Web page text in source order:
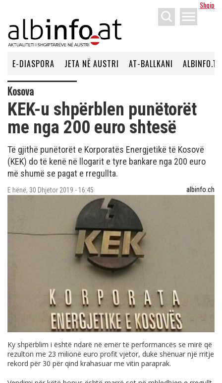
Shqip
menu
E-DIASPORA JETA NË AUSTRI AT-BALLKANI ALBINFO.TV
Kosova
KEK-u shpërblen punëtorët
me nga 200 euro shtesë
Të gjithë punëtorët e Korporatës Energjetikë të Kosovë
(KEK) do të kenë në llogarit e tyre bankare nga 200 euro
më shumë se pagat e rregullta.
E hënë, 30 Dhjetor 2019 - 16:45 albinfo.ch
Ky shpërblim i është ndarë në emër të performancës se mirë që
rezulton me 23 milionë euro profit vjetor, duke shënuar një rritje
rekord për 30 për qind krahasuar me vitin paraprak.